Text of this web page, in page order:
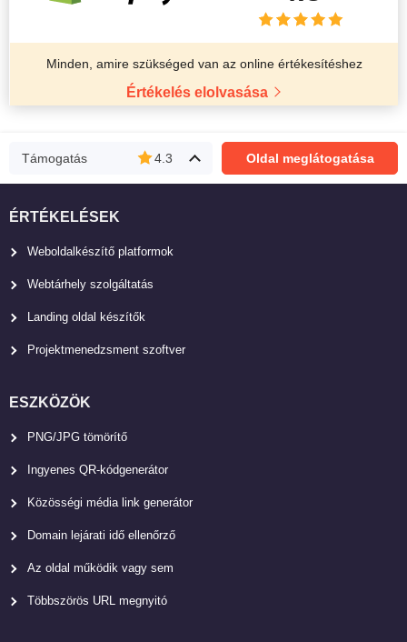
Minden, amire szükséged van az online értékesítéshez
Értékelés elolvasása
Támogatás 4.3 Oldal meglátogatása
ÉRTÉKELÉSEK
Weboldalkészítő platformok
Webtárhely szolgáltatás
Landing oldal készítők
Projektmenedzsment szoftver
ESZKÖZÖK
PNG/JPG tömörítő
Ingyenes QR-kódgenerátor
Közösségi média link generátor
Domain lejárati idő ellenőrző
Az oldal működik vagy sem
Többszörös URL megnyitó